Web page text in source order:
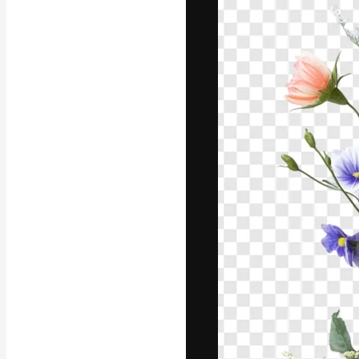
Platforma
najlepszych
Polski
Copyright ©